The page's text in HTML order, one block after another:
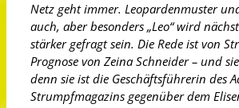
Netz geht immer. Leopardenmuster
auch, aber besonders „Leo“ wird
stärker gefragt sein. Die Rede ist von
Prognose von Zeina Schneider – und
denn sie ist die Geschäftsführerin des
Strumpfmagazins gegenüber dem